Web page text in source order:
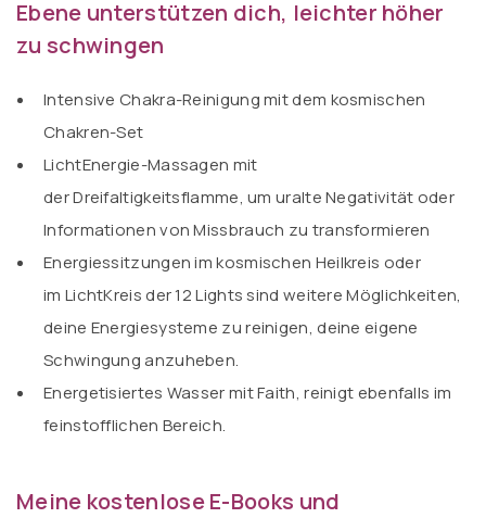
Ebene unterstützen dich, leichter höher
zu schwingen
Intensive Chakra-Reinigung mit dem kosmischen
Chakren-Set
LichtEnergie-Massagen mit
derDreifaltigkeitsflamme, um uralte Negativität oder
Informationen von Missbrauch zu transformieren
Energiessitzungen imkosmischen Heilkreis oder
im LichtKreis der 12 Lightssind weitere Möglichkeiten,
deine Energiesysteme zu reinigen, deine eigene
Schwingung anzuheben.
Energetisiertes Wassermit Faith, reinigt ebenfalls im
feinstofflichen Bereich.
Meine kostenlose E-Books und